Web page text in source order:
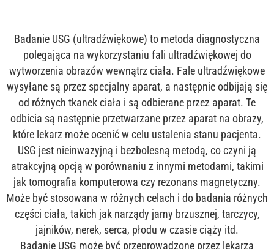
Badanie USG (ultradźwiękowe) to metoda diagnostyczna
polegająca na wykorzystaniu fali ultradźwiękowej do
wytworzenia obrazów wewnątrz ciała. Fale ultradźwiękowe
wysyłane są przez specjalny aparat, a następnie odbijają się
od różnych tkanek ciała i są odbierane przez aparat. Te
odbicia są następnie przetwarzane przez aparat na obrazy,
które lekarz może ocenić w celu ustalenia stanu pacjenta.
USG jest nieinwazyjną i bezbolesną metodą, co czyni ją
atrakcyjną opcją w porównaniu z innymi metodami, takimi
jak tomografia komputerowa czy rezonans magnetyczny.
Może być stosowana w różnych celach i do badania różnych
części ciała, takich jak narządy jamy brzusznej, tarczycy,
jajników, nerek, serca, płodu w czasie ciąży itd.
Badanie USG może być przeprowadzone przez lekarza